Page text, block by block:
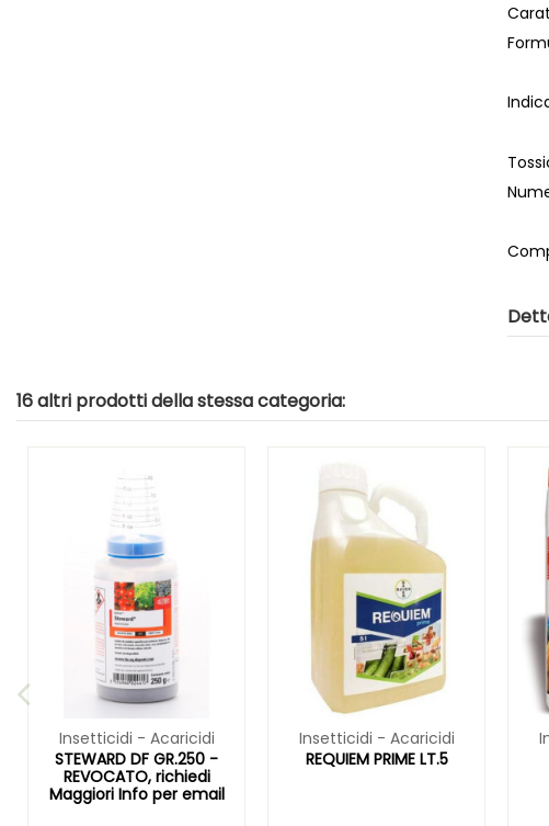
16 altri prodotti della stessa categoria:
Insetticidi - Acaricidi
STEWARD DF GR.250 -
REVOCATO, richiedi
Maggiori Info per email
Insetticidi - Acaricidi
REQUIEM PRIME LT.5